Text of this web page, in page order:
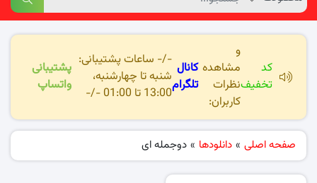
کد
تخفیف
و
مشاهده
نظرات
کاربران:
کانال
تلگرام
-/- ساعات پشتیبانی:
شنبه تا چهارشنبه،
13:00 تا 01:00 -/-
پشتیبانی
واتساپ
صفحه اصلی » دانلودها » دوجمله ای